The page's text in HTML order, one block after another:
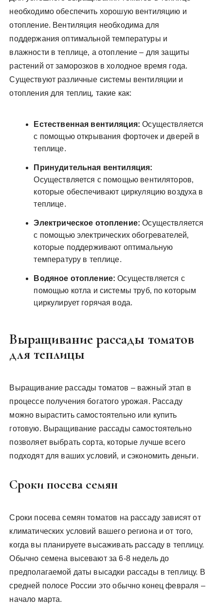
необходимо обеспечить хорошую вентиляцию и
отопление. Вентиляция необходима для
поддержания оптимальной температуры и
влажности в теплице‚ а отопление – для защиты
растений от заморозков в холодное время года.
Существуют различные системы вентиляции и
отопления для теплиц‚ такие как:
Естественная вентиляция: Осуществляется
с помощью открывания форточек и дверей в
теплице.
Принудительная вентиляция:
Осуществляется с помощью вентиляторов‚
которые обеспечивают циркуляцию воздуха в
теплице.
Электрическое отопление: Осуществляется
с помощью электрических обогревателей‚
которые поддерживают оптимальную
температуру в теплице.
Водяное отопление: Осуществляется с
помощью котла и системы труб‚ по которым
циркулирует горячая вода.
Выращивание рассады томатов
для теплицы
Выращивание рассады томатов – важный этап в
процессе получения богатого урожая. Рассаду
можно вырастить самостоятельно или купить
готовую. Выращивание рассады самостоятельно
позволяет выбрать сорта‚ которые лучше всего
подходят для ваших условий‚ и сэкономить деньги.
Сроки посева семян
Сроки посева семян томатов на рассаду зависят от
климатических условий вашего региона и от того‚
когда вы планируете высаживать рассаду в теплицу.
Обычно семена высевают за 6-8 недель до
предполагаемой даты высадки рассады в теплицу. В
средней полосе России это обычно конец февраля –
начало марта.